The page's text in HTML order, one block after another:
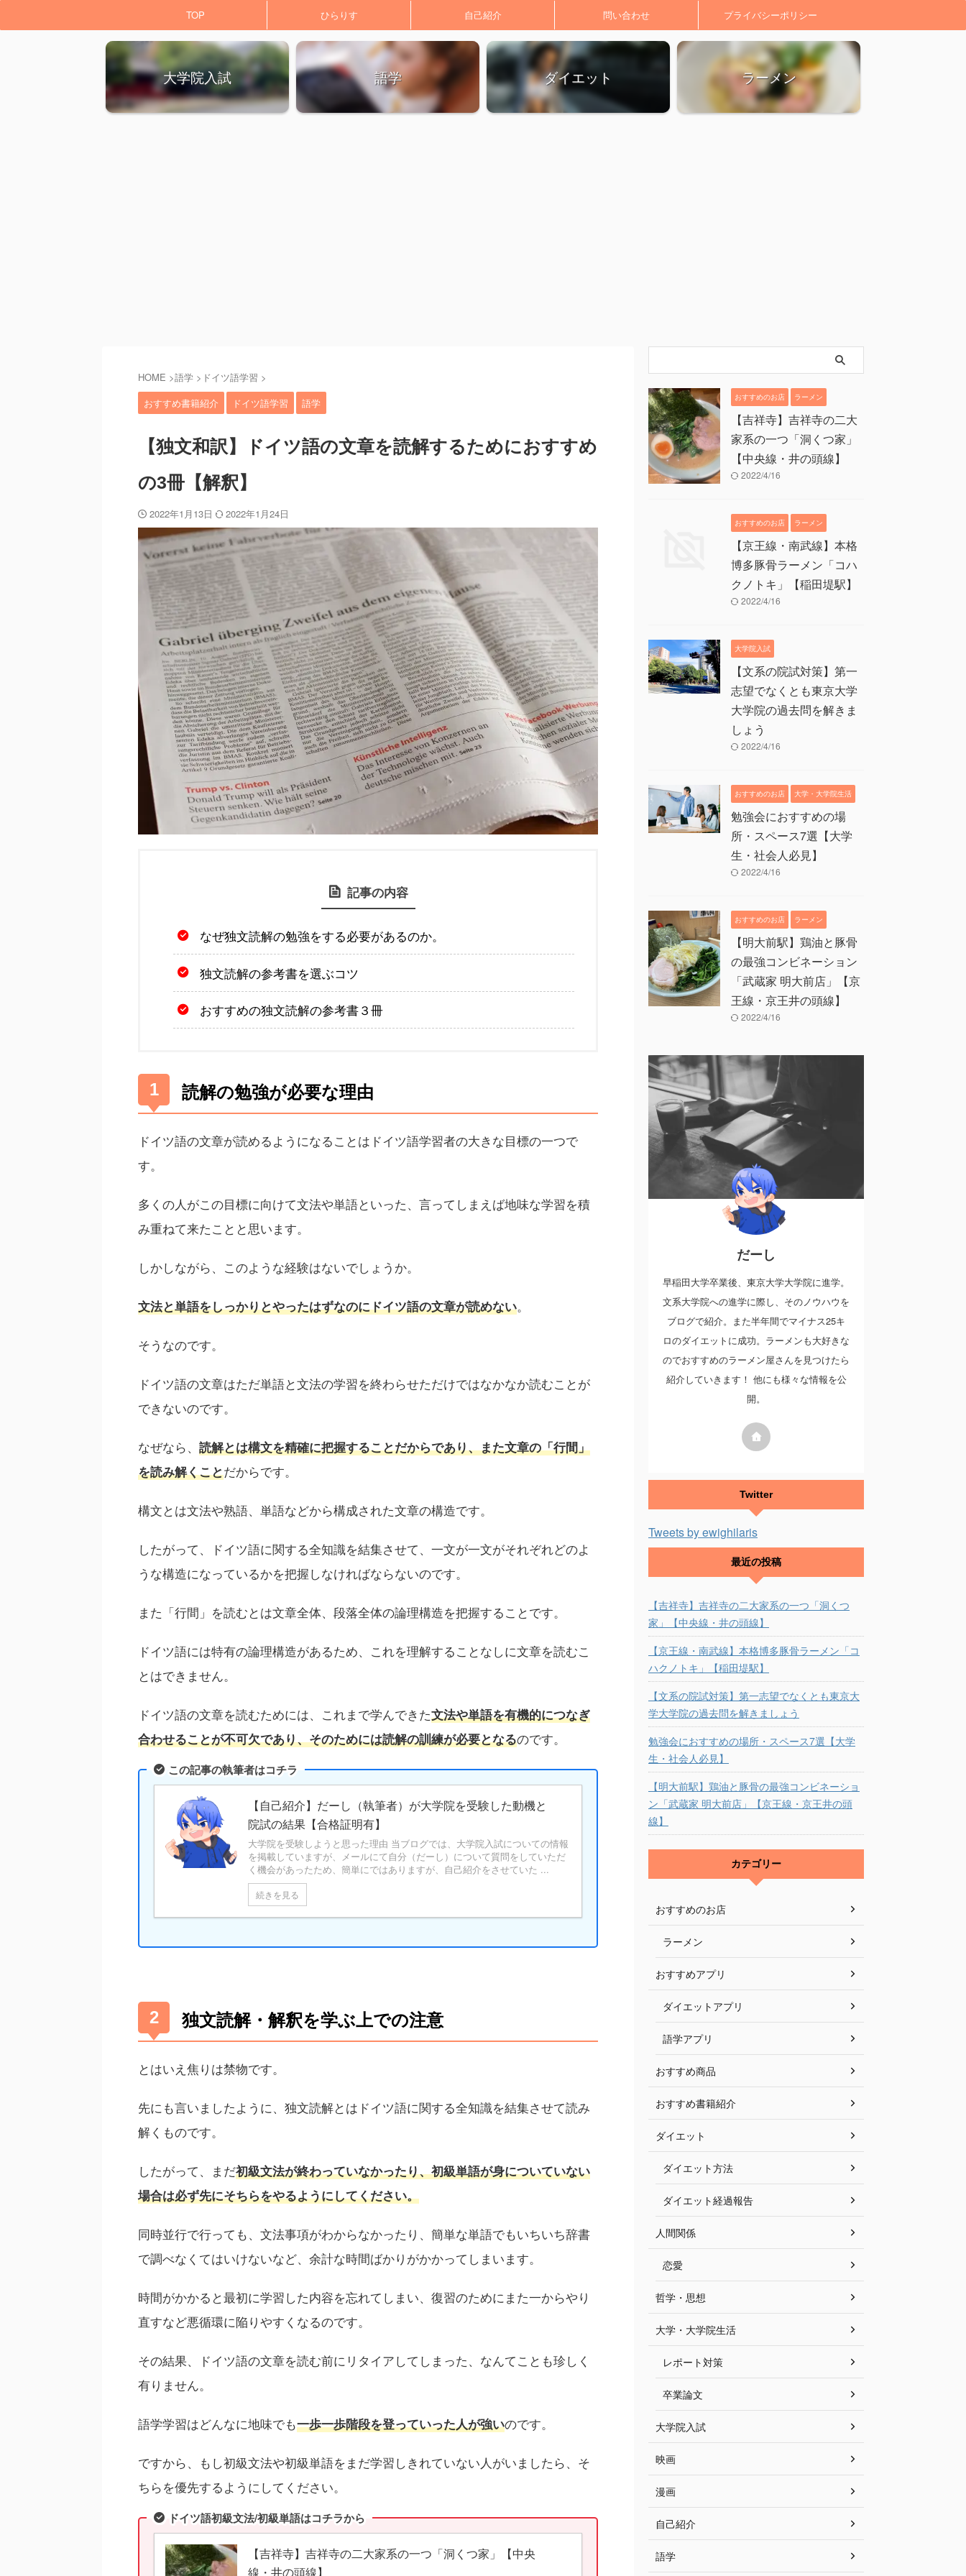
TOP ひらりす 自己紹介 問い合わせ プライバシーポリシー
大学院入試 語学 ダイエット ラーメン
HOME >語学 > ドイツ語学習 >
おすすめ書籍紹介
ドイツ語学習 語学
【独文和訳】ドイツ語の文章を読解するためにおすすめ
の3冊【解釈】
2022年1月13日 2022年1月24日
記事の内容
なぜ独文読解の勉強をする必要があるのか。
独文読解の参考書を選ぶコツ
おすすめの独文読解の参考書３冊
読解の勉強が必要な理由
ドイツ語の文章が読めるようになることはドイツ語学習者の大きな目標の一つで
す。
多くの人がこの目標に向けて文法や単語といった、言ってしまえば地味な学習を積
み重ねて来たことと思います。
しかしながら、このような経験はないでしょうか。
文法と単語をしっかりとやったはずなのにドイツ語の文章が読めない。
そうなのです。
ドイツ語の文章はただ単語と文法の学習を終わらせただけではなかなか読むことが
できないのです。
なぜなら、 読解とは構文を精確に把握することだからであり、また文章の「行間」
を読み解くことだからです。
構文とは文法や熟語、単語などから構成された文章の構造です。
したがって、ドイツ語に関する全知識を結集させて、一文が一文がそれぞれどのよ
うな構造になっているかを把握しなければならないのです。
また「行間」を読むとは文章全体、段落全体の論理構造を把握することです。
ドイツ語には特有の論理構造があるため、これを理解することなしに文章を読むこ
とはできません。
ドイツ語の文章を読むためには、これまで学んできた文法や単語を有機的につなぎ
合わせることが不可欠であり、そのためには読解の訓練が必要となるのです。
この記事の執筆者はコチラ
【自己紹介】だーし（執筆者）が大学院を受験した動機と
院試の結果【合格証明有】
大学院を受験しようと思った理由 当ブログでは、大学院入試についての情報
を掲載していますが、メールにて自分（だーし）について質問をしていただ
く機会があったため、簡単にではありますが、自己紹介をさせていた ...
続きを見る
独文読解・解釈を学ぶ上での注意
とはいえ焦りは禁物です。
先にも言いましたように、独文読解とはドイツ語に関する全知識を結集させて読み
解くものです。
したがって、まだ初級文法が終わっていなかったり、初級単語が身についていない
場合は必ず先にそちらをやるようにしてください。
同時並行で行っても、文法事項がわからなかったり、簡単な単語でもいちいち辞書
で調べなくてはいけないなど、余計な時間ばかりがかかってしまいます。
時間がかかると最初に学習した内容を忘れてしまい、復習のためにまた一からやり
直すなど悪循環に陥りやすくなるのです。
その結果、ドイツ語の文章を読む前にリタイアしてしまった、なんてことも珍しく
有りません。
語学学習はどんなに地味でも一歩一歩階段を登っていった人が強いのです。
ですから、もし初級文法や初級単語をまだ学習しきれていない人がいましたら、そ
ちらを優先するようにしてください。
ドイツ語初級文法/初級単語はコチラから
【吉祥寺】吉祥寺の二大家系の一つ「洞くつ家」【中央
線・井の頭線】
おすすめのお店 ラーメン
【吉祥寺】吉祥寺の二大
家系の一つ「洞くつ家」
【中央線・井の頭線】
2022/4/16
おすすめのお店 ラーメン
【京王線・南武線】本格
博多豚骨ラーメン「コハ
クノトキ」【稲田堤駅】
2022/4/16
大学院入試
【文系の院試対策】第一
志望でなくとも東京大学
大学院の過去問を解きま
しょう
2022/4/16
おすすめのお店 大学・大学院生活
勉強会におすすめの場
所・スペース7選【大学
生・社会人必見】
2022/4/16
おすすめのお店 ラーメン
【明大前駅】鶏油と豚骨
の最強コンビネーション
「武蔵家 明大前店」【京
王線・京王井の頭線】
2022/4/16
だーし
早稲田大学卒業後、東京大学大学院に進学。
文系大学院への進学に際し、そのノウハウを
ブログで紹介。また半年間でマイナス25キ
ロのダイエットに成功。ラーメンも大好きな
のでおすすめのラーメン屋さんを見つけたら
紹介していきます！ 他にも様々な情報を公
開。
Twitter
Tweets by ewighilaris
最近の投稿
【吉祥寺】吉祥寺の二大家系の一つ「洞くつ
家」【中央線・井の頭線】
【京王線・南武線】本格博多豚骨ラーメン「コ
ハクノトキ」【稲田堤駅】
【文系の院試対策】第一志望でなくとも東京大
学大学院の過去問を解きましょう
勉強会におすすめの場所・スペース7選【大学
生・社会人必見】
【明大前駅】鶏油と豚骨の最強コンビネーショ
ン「武蔵家 明大前店」【京王線・京王井の頭
線】
カテゴリー
おすすめのお店
ラーメン
おすすめアプリ
ダイエットアプリ
語学アプリ
おすすめ商品
おすすめ書籍紹介
ダイエット
ダイエット方法
ダイエット経過報告
人間関係
恋愛
哲学・思想
大学・大学院生活
レポート対策
卒業論文
大学院入試
映画
漫画
自己紹介
語学